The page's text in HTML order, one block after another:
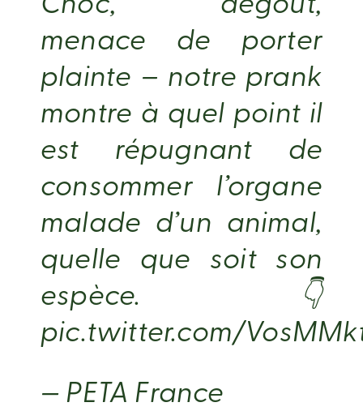
Choc, dégoût,
menace de porter
plainte – notre prank
montre à quel point il
est répugnant de
consommer l’organe
malade d’un animal,
quelle que soit son
espèce. 👇
pic.twitter.com/
— PETA France